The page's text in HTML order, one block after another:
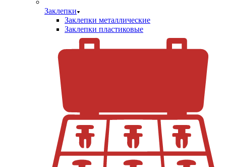
Заклепки
Заклепки металлические
Заклепки пластиковые